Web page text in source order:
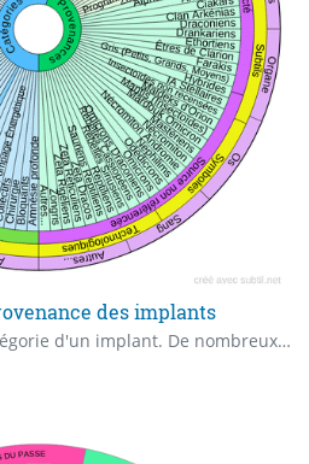
des implants
Identifier l'origine et la catégorie d'un implant. De nombreux procédés de contrôle de l’être humain existent sur Terre. Pour pouvoir les traiter efficacement, il est essentiel d’identifier correctement les implants présents ainsi que les programmes qui leur sont associés. Ce biomètre très complet, dédié à cette recherche figure dans le livre « L’empreinte implantée – Identifier, Comprendre Et Se Libérer Des Implants Énergétiques » de Didier Thizy. Cet ouvrage explique en détail comment utiliser ce biomètre, et propose des méthodes pour repérer et neutraliser ces influences. Disponible sur Amazon.